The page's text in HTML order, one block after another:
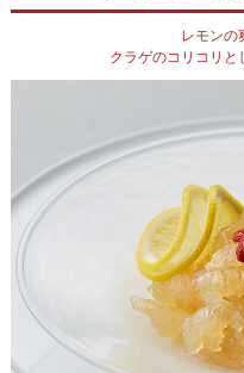
レモンの
クラゲのコリコリと